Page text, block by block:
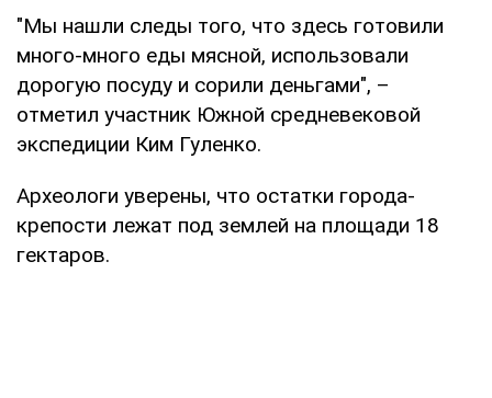
"Мы нашли следы того, что здесь готовили
много-много еды мясной, использовали
дорогую посуду и сорили деньгами", –
отметил участник Южной средневековой
экспедиции Ким Гуленко.
Археологи уверены, что остатки города-
крепости лежат под землей на площади 18
гектаров.